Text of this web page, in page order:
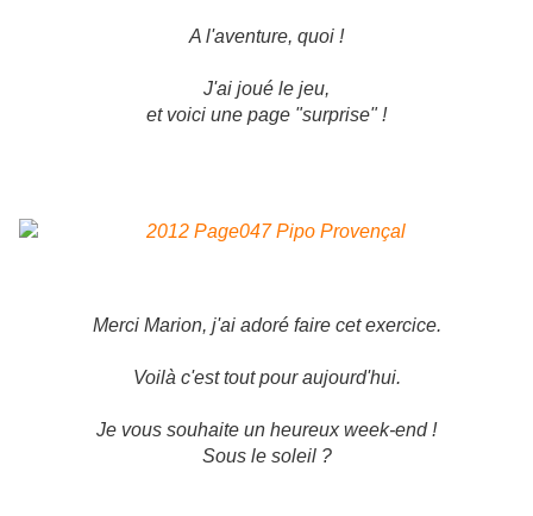
A l'aventure, quoi !
J'ai joué le jeu,
et voici une page "surprise" !
Merci Marion, j'ai adoré faire cet exercice.
Voilà c'est tout pour aujourd'hui.
Je vous souhaite un heureux week-end !
Sous le soleil ?